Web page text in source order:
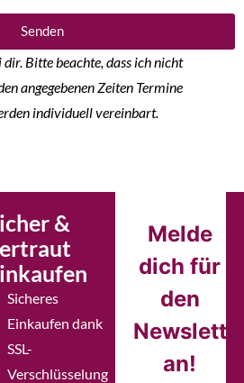
Senden
Bitte beachte, dass ich nicht
angegebenen Zeiten Termine
individuell vereinbart.
&
Sicheres
Einkaufen dank
SSL-
Verschlüsselung
Melde
dich für
den
an!